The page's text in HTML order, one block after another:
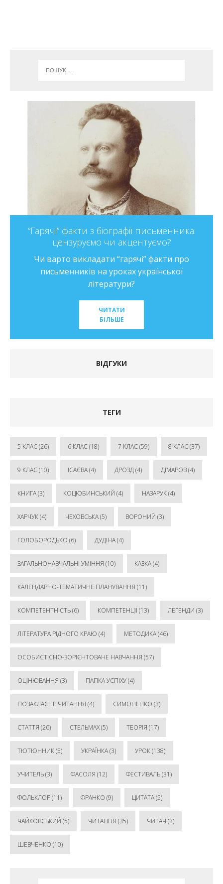
“Гарячі” факти з біографії письменника:
цензуруємо чи акцентуємо?
Чи варто викладати “гарячі” факти про
письменників на уроках української
літератури?
ЧИТАТИ
БІЛЬШЕ
ВІДГУКИ
ТЕГИ
5 КЛАС(26) 6 КЛАС(18) 7 КЛАС(59) 8 КЛАС(37)
9 КЛАС(10) ІСАЄВА(4) ДРОЗД(4) ДІМАРОВ(4)
КНИГА(3) КОЦЮБИНСЬКИЙ (4) НАЗАРУК(4)
ХАРЧУК(4) ЧЕХОВСЬКА(5) ВОРОНИЙ (3)
ГОЛОБОРОДЬКО (6) ДУДІНА(4)
ЗАГАЛЬНОНАВЧАЛЬНІ УМІННЯ (10) КАЗКА(4)
КАЛЕНДАРНО-ТЕМАТИЧНЕ ПЛАНУВАННЯ (11)
КОМПЕТЕНТНІСТЬ(6) КОМПЕТЕНЦІЇ (13) ЛЕГЕНДИ (3)
ЛІТЕРАТУРА РІДНОГО КРАЮ (4) МЕТОДИКА(46)
ОСОБИСТІСНО-ЗОРІЄНТОВАНЕ НАВЧАННЯ (57)
ОЦІНЮВАННЯ (3) ПАПКА УСПІХУ(4)
ПОЗАКЛАСНЕ ЧИТАННЯ (4) СИМОНЕНКО (3)
СТАТТЯ (26) СТЕЛЬМАХ(5) ТЕОРІЯ (17)
ТЮТЮННИК(5) УКРАЇНКА(3) УРОК(138)
УЧИТЕЛЬ(3) ФАСОЛЯ (12) ФЕСТИВАЛЬ(31)
ФОЛЬКЛОР(11) ФРАНКО (9) ЦИТАТА(5)
ЧАЙКОВСЬКИЙ (5) ЧИТАННЯ (35) ЧИТАЧ (3)
ШЕВЧЕНКО (10)